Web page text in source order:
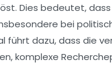
Dies bedeutet,
bei
führt dazu, dass die
komplexe